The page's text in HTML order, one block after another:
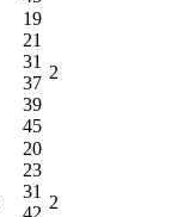
19
21
31
37
39
45
2
20
23
31
42
2